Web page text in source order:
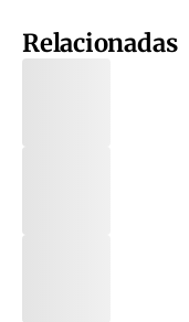
Relacionadas